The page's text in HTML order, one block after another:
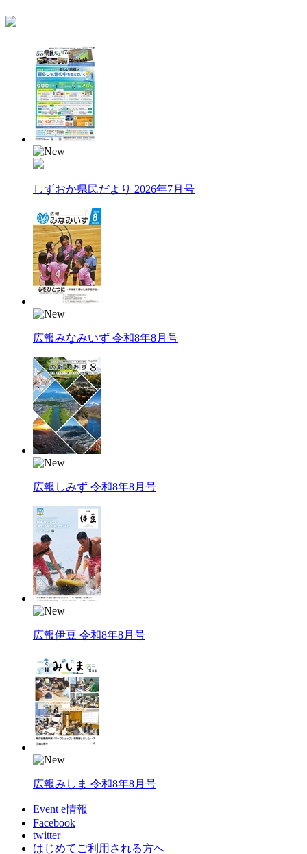
しずおか県民だより 2026年7月号
広報みなみいず 令和8年8月号
広報しみず 令和8年8月号
広報伊豆 令和8年8月号
広報みしま 令和8年8月号
Event e情報
Facebook
twitter
はじめてご利用される方へ